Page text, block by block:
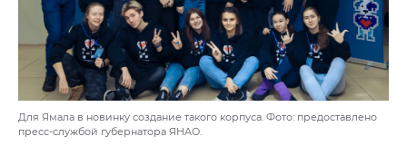
Для Ямала в новинку создание такого корпуса. Фото: предоставлено
пресс-службой губернатора ЯНАО.